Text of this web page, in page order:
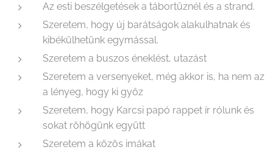
Az esti beszélgetések a tábortűznél és a strand.
Szeretem, hogy új barátságok alakulhatnak és
kibékülhetünk egymással.
Szeretem a buszos éneklést, utazást
Szeretem a versenyeket, még akkor is, ha nem az
a lényeg, hogy ki győz
Szeretem, hogy Karcsi papó rappet ír rólunk és
sokat röhögünk együtt
Szeretem a közös imákat